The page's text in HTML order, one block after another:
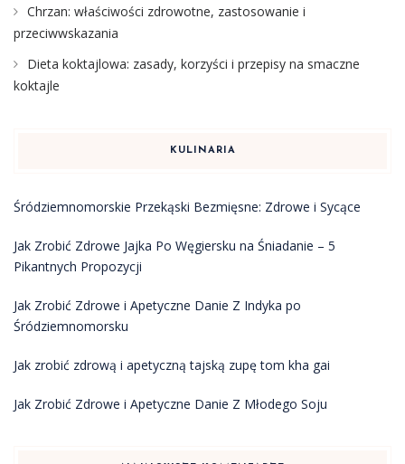
Chrzan: właściwości zdrowotne, zastosowanie i
przeciwwskazania
Dieta koktajlowa: zasady, korzyści i przepisy na smaczne
koktajle
KULINARIA
Śródziemnomorskie Przekąski Bezmięsne: Zdrowe i Sycące
Jak Zrobić Zdrowe Jajka Po Węgiersku na Śniadanie – 5
Pikantnych Propozycji
Jak Zrobić Zdrowe i Apetyczne Danie Z Indyka po
Śródziemnomorsku
Jak zrobić zdrową i apetyczną tajską zupę tom kha gai
Jak Zrobić Zdrowe i Apetyczne Danie Z Młodego Soju